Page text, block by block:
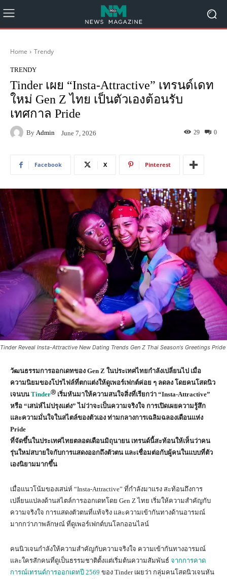
Home Trendy
TRENDY
Tinder เผย “Insta-Attractive” เทรนด์เดท
ใหม่ Gen Z ไทย เป็นตัวเองต้อนรับ
เทศกาล Pride
By Admin June 7, 2026 0
29
Facebook X Pinterest
Tinder Reveal Insta-Attractive New Dating Trends Gen Z Thai Season's Greetings Pride
วัฒนธรรมการออกเดทของ Gen Z ในประเทศไทยกำลังเปลี่ยนไป เมื่อ
ความนิยมของโปรไฟล์ที่ตกแต่งให้ดูเพอร์เฟกต์ค่อย ๆ ลดลง โดยคนโสดนิว
เจนบน TinderⓇ เริ่มหันมาให้ความสนใจสิ่งที่เรียกว่า “Insta-Attractive”
หรือ “เสน่ห์ไม่ปรุงแต่ง”ไม่ว่าจะเป็นความจริงใจ การเปิดเผยความรู้สึก
และความมั่นใจในสไตล์ของตัวเอง ท่ามกลางการเฉลิมฉลองเดือนแห่ง
Pride
ที่จัดขึ้นในประเทศไทยตลอดเดือนมิถุนายน เทรนด์นี้สะท้อนให้เห็นว่าคน
รุ่นใหม่สบายใจกับการแสดงออกถึงตัวตน และเชื่อมต่อกับผู้คนในแบบที่ตัว
เองนิยามมากขึ้น
เมื่อแนวโน้มของเสน่ห์ “Insta-Attractive” ที่กำลังมาแรง สะท้อนถึงการ
เปลี่ยนแปลงด้านสไตล์การออกเดทโดย Gen Z ไทย เริ่มให้ความสำคัญกับ
ความจริงใจ การแสดงตัวตนที่แท้จริง และความเข้ากันทางด้านอารมณ์
มากกว่าภาพลักษณ์ ที่ดูเพอร์เฟกต์บนโลกออนไลน์
คนนิวเจนกำลังให้ความสำคัญกับความจริงใจ ความเข้ากันทางอารมณ์
และใครสักคนที่ดูเป็นธรรมชาติตั้งแต่เริ่มต้นความสัมพันธ์ จากการคาด
การณ์เทรนด์การออกเดทปี 2569 ของ Tinder เผยว่า กลุ่มคนโสดนิวเจนหัน